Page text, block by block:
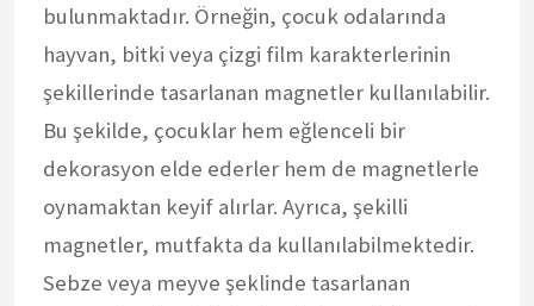
bulunmaktadır. Örneğin, çocuk odalarında
hayvan, bitki veya çizgi film karakterlerinin
şekillerinde tasarlanan magnetler kullanılabilir.
Bu şekilde, çocuklar hem eğlenceli bir
dekorasyon elde ederler hem de magnetlerle
oynamaktan keyif alırlar. Ayrıca, şekilli
magnetler, mutfakta da kullanılabilmektedir.
Sebze veya meyve şeklinde tasarlanan